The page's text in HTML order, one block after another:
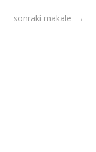
sonraki makale →